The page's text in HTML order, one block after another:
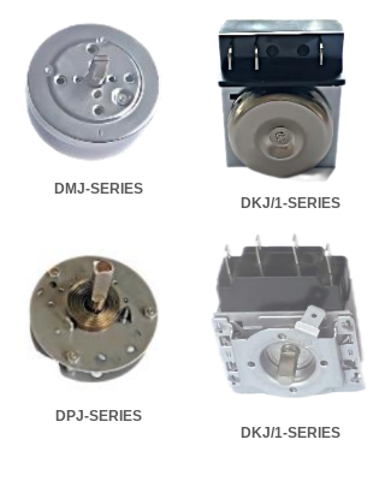
DMJ-SERIES
DKJ/1-SERIES
DPJ-SERIES
DKJ/1-SERIES